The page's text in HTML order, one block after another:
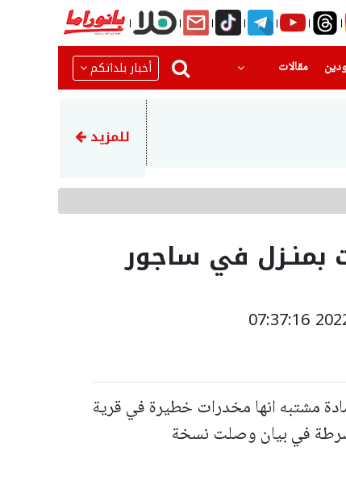
(current) مقالات أخبار بلداتكم
رضيع بحالة حرجةبعد تعرضه
للمزيد
32 كيلوغراماً من مادة مشتبه انها مخدرات خطيرة في قرية
في بيان وصلت نسخة